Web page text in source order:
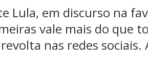
Lula, em discurso na
vale mais do que
nas redes